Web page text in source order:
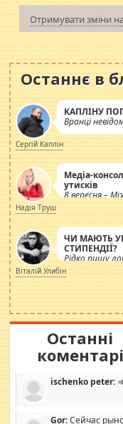
Отримувати зміни
Останнє в
КАПЛІНУ
Вранці
Сергій Каплін
Медіа-
утисків
8 вересня –
журналістів.
Надія Труш
ЧИ МАЮТЬ
СТИПЕНДІЇ?
Рідко пишу
просто
навколо
Віталій Улибін
Останні
коментарі
ischenko peter:
Gor:Сейчас